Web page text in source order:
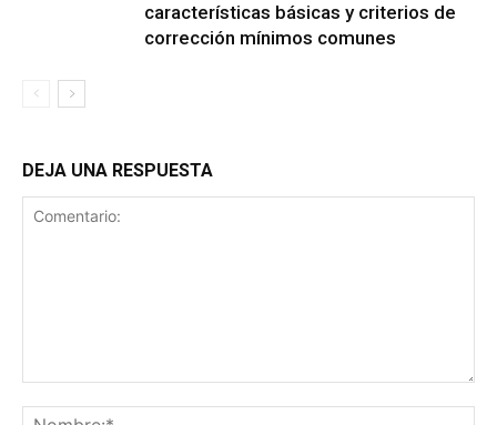
características básicas y criterios de
corrección mínimos comunes
DEJA UNA RESPUESTA